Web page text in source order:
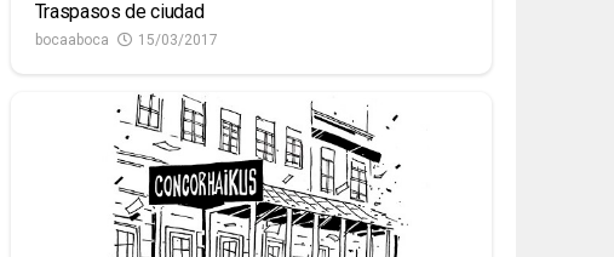
Traspasos de ciudad
bocaaboca 15/03/2017